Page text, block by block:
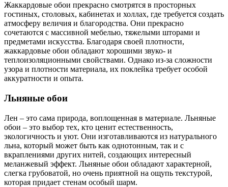
Жаккардовые обои прекрасно смотрятся в просторных
гостиных, столовых, кабинетах и холлах, где требуется создать
атмосферу величия и благородства. Они прекрасно
сочетаются с массивной мебелью, тяжелыми шторами и
предметами искусства. Благодаря своей плотности,
жаккардовые обои обладают хорошими звуко- и
теплоизоляционными свойствами. Однако из-за сложности
узора и плотности материала, их поклейка требует особой
аккуратности и опыта.
Льняные обои
Лен – это сама природа, воплощенная в материале. Льняные
обои – это выбор тех, кто ценит естественность,
экологичность и уют. Они изготавливаются из натурального
льна, который может быть как однотонным, так и с
вкраплениями других нитей, создающих интересный
меланжевый эффект. Льняные обои обладают характерной,
слегка грубоватой, но очень приятной на ощупь текстурой,
которая придает стенам особый шарм.